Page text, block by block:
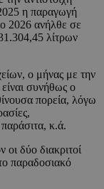
η παραγωγή
2026 ανήλθε σε
λίτρων
ο μήνας με την
συνήθως ο
πορεία, λόγω
παράσιτα, κ.ά.
οι δύο διακριτοί
παραδοσιακό